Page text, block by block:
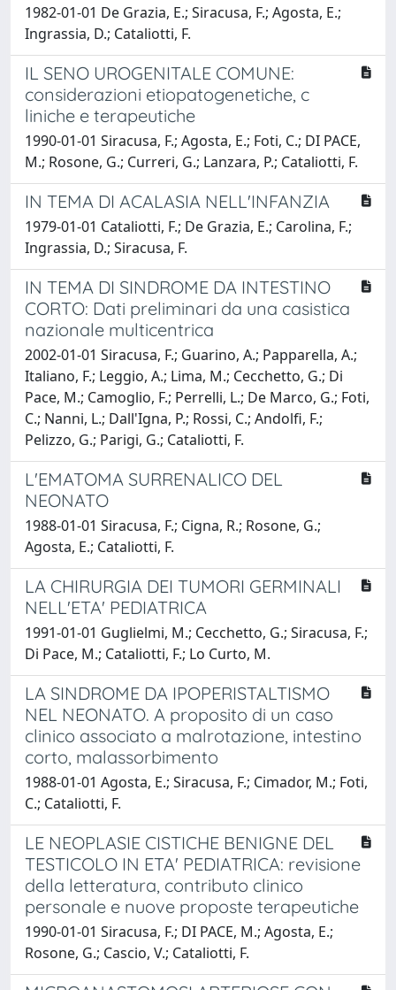
1982-01-01 De Grazia, E.; Siracusa, F.; Agosta, E.;
Ingrassia, D.; Cataliotti, F.
IL SENO UROGENITALE COMUNE:
considerazioni etiopatogenetiche, c
liniche e terapeutiche
1990-01-01 Siracusa, F.; Agosta, E.; Foti, C.; DI PACE,
M.; Rosone, G.; Curreri, G.; Lanzara, P.; Cataliotti, F.
IN TEMA DI ACALASIA NELL'INFANZIA
1979-01-01 Cataliotti, F.; De Grazia, E.; Carolina, F.;
Ingrassia, D.; Siracusa, F.
IN TEMA DI SINDROME DA INTESTINO
CORTO: Dati preliminari da una casistica
nazionale multicentrica
2002-01-01 Siracusa, F.; Guarino, A.; Papparella, A.;
Italiano, F.; Leggio, A.; Lima, M.; Cecchetto, G.; Di
Pace, M.; Camoglio, F.; Perrelli, L.; De Marco, G.; Foti,
C.; Nanni, L.; Dall'Igna, P.; Rossi, C.; Andolfi, F.;
Pelizzo, G.; Parigi, G.; Cataliotti, F.
L'EMATOMA SURRENALICO DEL
NEONATO
1988-01-01 Siracusa, F.; Cigna, R.; Rosone, G.;
Agosta, E.; Cataliotti, F.
LA CHIRURGIA DEI TUMORI GERMINALI
NELL'ETA' PEDIATRICA
1991-01-01 Guglielmi, M.; Cecchetto, G.; Siracusa, F.;
Di Pace, M.; Cataliotti, F.; Lo Curto, M.
LA SINDROME DA IPOPERISTALTISMO
NEL NEONATO. A proposito di un caso
clinico associato a malrotazione, intestino
corto, malassorbimento
1988-01-01 Agosta, E.; Siracusa, F.; Cimador, M.; Foti,
C.; Cataliotti, F.
LE NEOPLASIE CISTICHE BENIGNE DEL
TESTICOLO IN ETA' PEDIATRICA: revisione
della letteratura, contributo clinico
personale e nuove proposte terapeutiche
1990-01-01 Siracusa, F.; DI PACE, M.; Agosta, E.;
Rosone, G.; Cascio, V.; Cataliotti, F.